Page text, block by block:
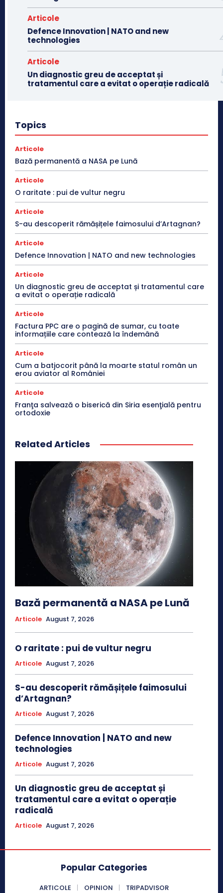
Articole
Defence Innovation | NATO and new
technologies
Articole
Un diagnostic greu de acceptat și
tratamentul care a evitat o operație radicală
Topics
Articole
Bază permanentă a NASA pe Lună
Articole
O raritate : pui de vultur negru
Articole
S-au descoperit rămășițele faimosului d’Artagnan?
Articole
Defence Innovation | NATO and new technologies
Articole
Un diagnostic greu de acceptat și tratamentul care
a evitat o operație radicală
Articole
Factura PPC are o pagină de sumar, cu toate
informațiile care contează la îndemână
Articole
Cum a batjocorit până la moarte statul român un
erou aviator al României
Articole
Franţa salvează o biserică din Siria esenţială pentru
ortodoxie
Related Articles
Bază permanentă a NASA pe Lună
Articole August 7, 2026
O raritate : pui de vultur negru
Articole August 7, 2026
S-au descoperit rămășițele faimosului
d’Artagnan?
Articole August 7, 2026
Defence Innovation | NATO and new
technologies
Articole August 7, 2026
Un diagnostic greu de acceptat și
tratamentul care a evitat o operație
radicală
Articole August 7, 2026
Popular Categories
ARTICOLE OPINION TRIPADVISOR